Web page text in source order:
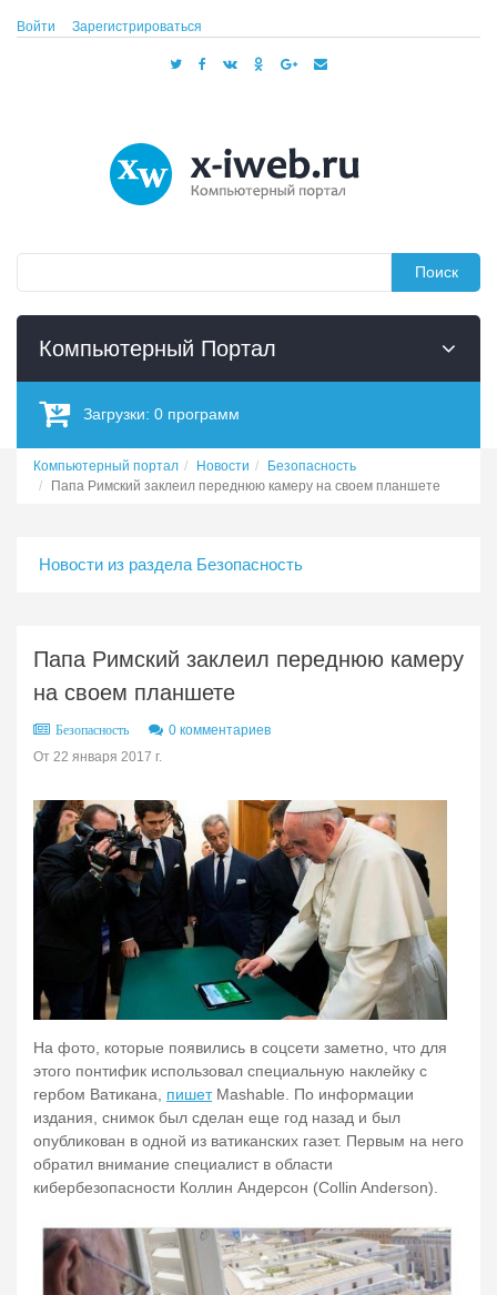
Войти Зарегистрироваться
Поиск
Компьютерный Портал
Загрузки: 0 программ
Компьютерный портал Новости
Безопасность
Папа Римский заклеил переднюю камеру на своем планшете
Новости из раздела Безопасность
Папа Римский заклеил переднюю камеру
на своем планшете
Безопасность
0 комментариев
От 22 января 2017 г.
На фото, которые появились в соцсети заметно, что для
этого понтифик использовал специальную наклейку с
гербом Ватикана, пишетMashable. По информации
издания, снимок был сделан еще год назад и был
опубликован в одной из ватиканских газет. Первым на него
обратил внимание специалист в области
кибербезопасности Коллин Андерсон (Collin Anderson).